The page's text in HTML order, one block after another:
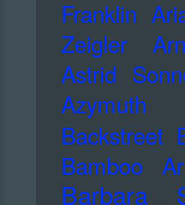
Franklin
Zeigler
Astrid
Azymuth
Backstreet
Bamboo
Barbara